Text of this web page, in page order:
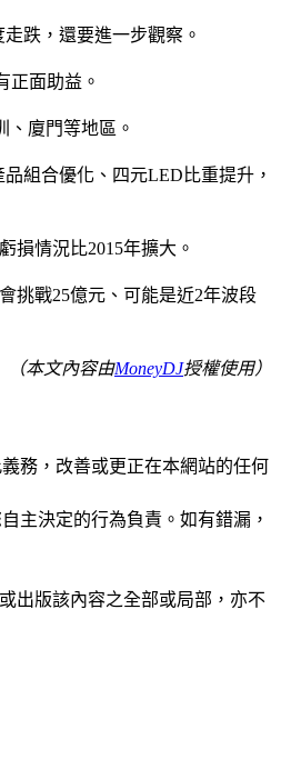
跌，還要進一步觀察。
正面助益。
廈門等地區。
組合優化、四元LED比重提升，
損情況比2015年擴大。
挑戰25億元、可能是近2年波段
（本文內容由MoneyDJ授權使用）
務，改善或更正在本網站的任何
主決定的行為負責。如有錯漏，
出版該內容之全部或局部，亦不